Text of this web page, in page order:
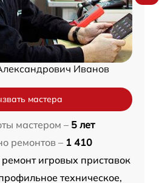
Иванов
мастера
мастером – 5 лет
ремонтов – 1 410
ремонт игровых приставок
техническое,